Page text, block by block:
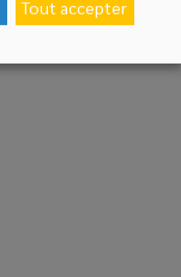
Tout accepter